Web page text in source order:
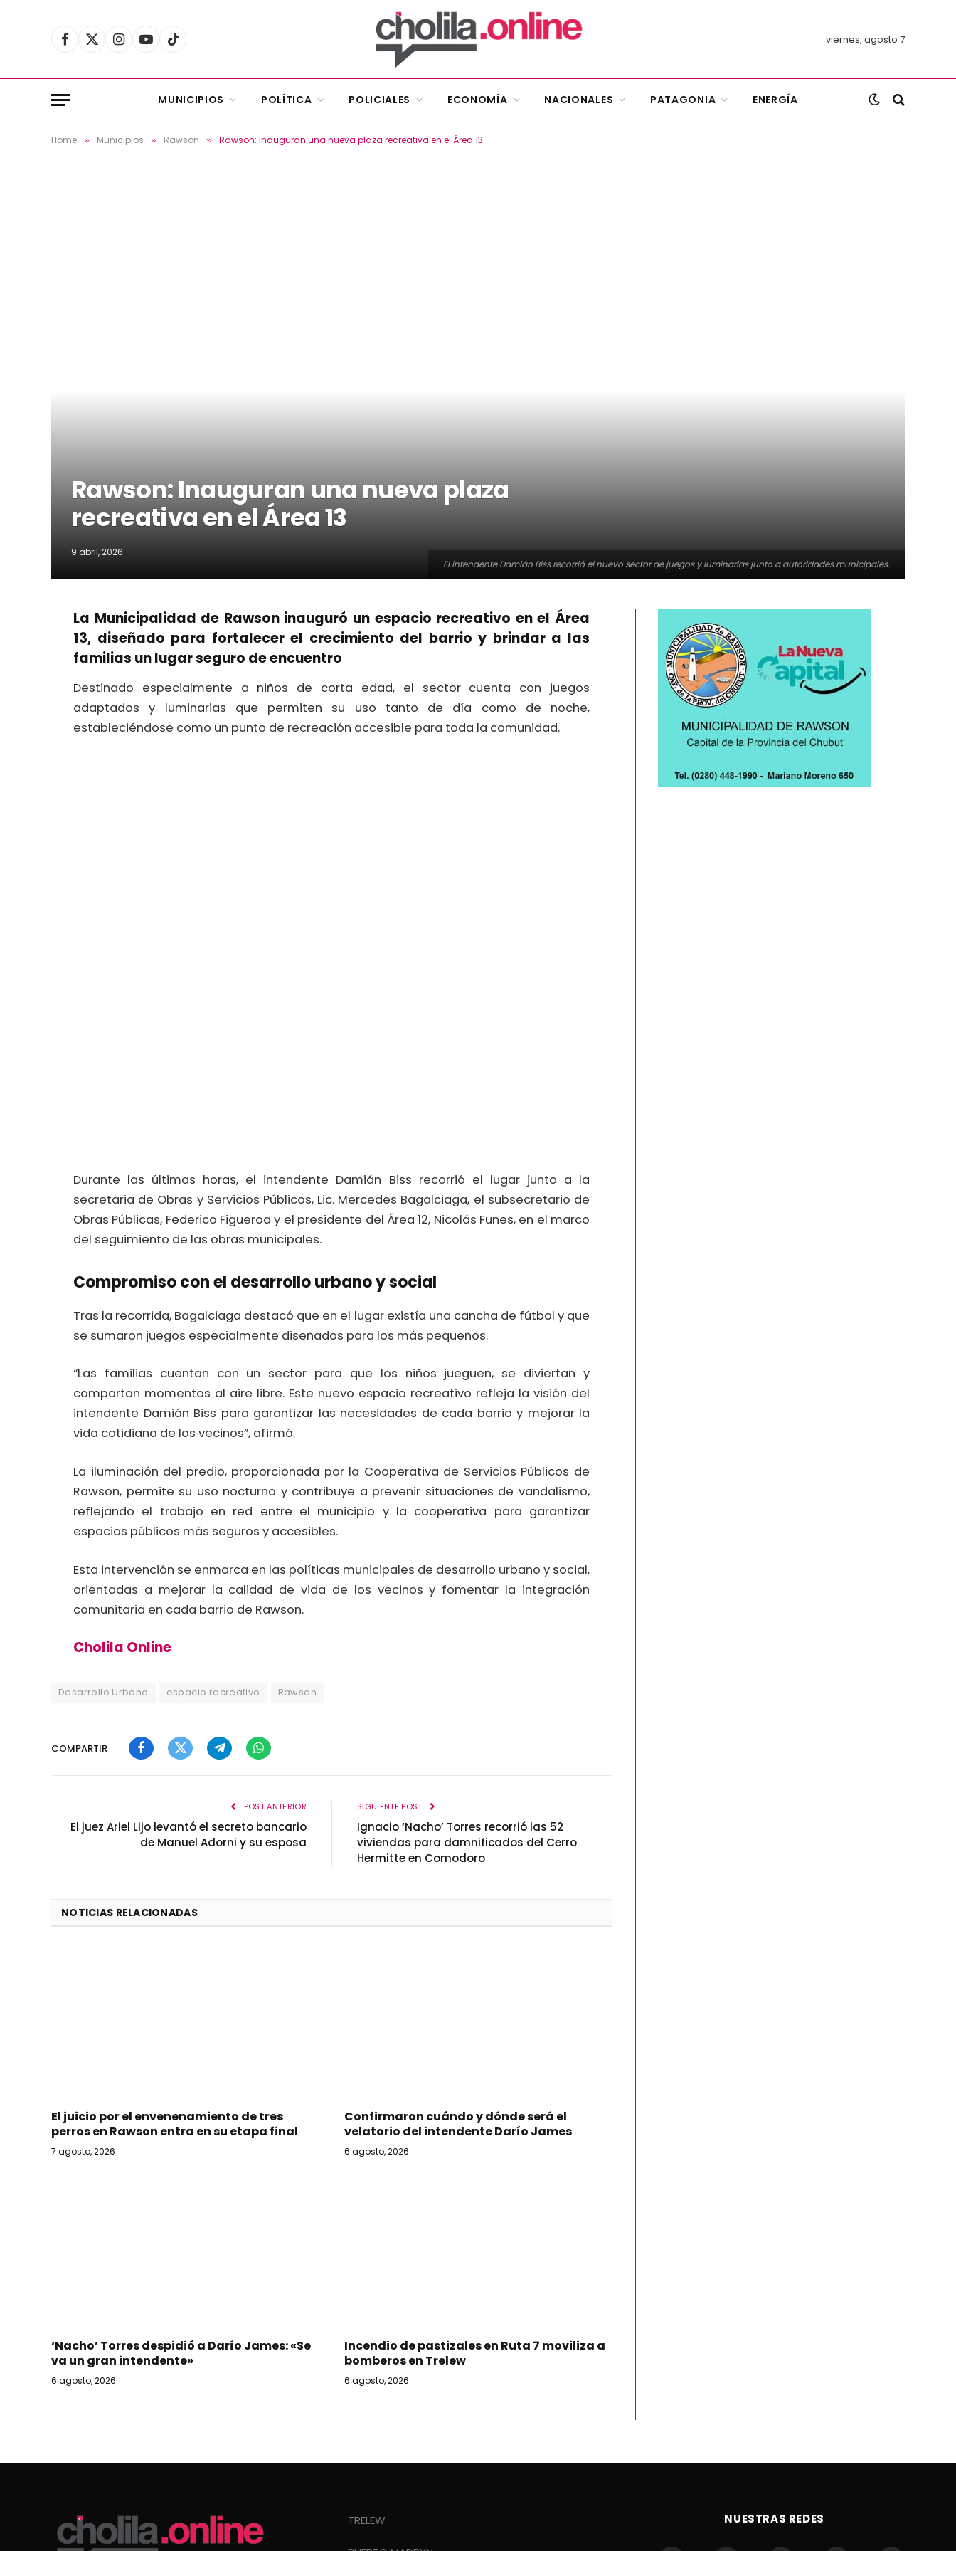
Facebook
X
Instagram
YouTubeTikTok viernes, agosto 7
MUNICIPIOS POLÍTICA POLICIALES ECONOMÍA NACIONALES PATAGONIA ENERGÍA
Home » Municipios » Rawson » Rawson: Inauguran una nueva plaza recreativa en el Área 13
El intendente Damián Biss recorrió el nuevo sector de juegos y luminarias junto a autoridades municipales.
Rawson: Inauguran una nueva plaza
recreativa en el Área 13
9 abril, 2026
La Municipalidad de Rawson inauguró un espacio recreativo en el Área
13, diseñado para fortalecer el crecimiento del barrio y brindar a las
familias un lugar seguro de encuentro
Destinado especialmente a niños de corta edad, el sector cuenta con juegos
adaptados y luminarias que permiten su uso tanto de día como de noche,
estableciéndose como un punto de recreación accesible para toda la comunidad.
Durante las últimas horas, el intendente Damián Biss recorrió el lugar junto a la
secretaria de Obras y Servicios Públicos, Lic. Mercedes Bagalciaga, el subsecretario de
Obras Públicas, Federico Figueroa y el presidente del Área 12, Nicolás Funes, en el marco
del seguimiento de las obras municipales.
Compromiso con el desarrollo urbano y social
Tras la recorrida, Bagalciaga destacó que en el lugar existía una cancha de fútbol y que
se sumaron juegos especialmente diseñados para los más pequeños.
“Las familias cuentan con un sector para que los niños jueguen, se diviertan y
compartan momentos al aire libre. Este nuevo espacio recreativo refleja la visión del
intendente Damián Biss para garantizar las necesidades de cada barrio y mejorar la
vida cotidiana de los vecinos”, afirmó.
La iluminación del predio, proporcionada por la Cooperativa de Servicios Públicos de
Rawson, permite su uso nocturno y contribuye a prevenir situaciones de vandalismo,
reflejando el trabajo en red entre el municipio y la cooperativa para garantizar
espacios públicos más seguros y accesibles.
Esta intervención se enmarca en las políticas municipales de desarrollo urbano y social,
orientadas a mejorar la calidad de vida de los vecinos y fomentar la integración
comunitaria en cada barrio de Rawson.
Cholila Online
Desarrollo Urbano espacio recreativo Rawson
COMPARTIR
FacebookTwitterTelegramWhatsApp
POST ANTERIOR
El juez Ariel Lijo levantó el secreto bancario
de Manuel Adorni y su esposa
SIGUIENTE POST
Ignacio ‘Nacho’ Torres recorrió las 52
viviendas para damnificados del Cerro
Hermitte en Comodoro
NOTICIAS RELACIONADAS
El juicio por el envenenamiento de tres
perros en Rawson entra en su etapa final
7 agosto, 2026
Confirmaron cuándo y dónde será el
velatorio del intendente Darío James
6 agosto, 2026
‘Nacho’ Torres despidió a Darío James: «Se
va un gran intendente»
6 agosto, 2026
Incendio de pastizales en Ruta 7 moviliza a
bomberos en Trelew
6 agosto, 2026
TRELEW NUESTRAS REDES